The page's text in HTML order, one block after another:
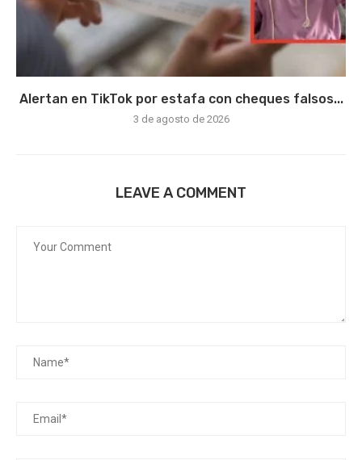
Alertan en TikTok por estafa con cheques falsos...
3 de agosto de 2026
LEAVE A COMMENT